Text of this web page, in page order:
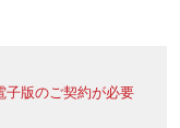
子版のご契約が必要